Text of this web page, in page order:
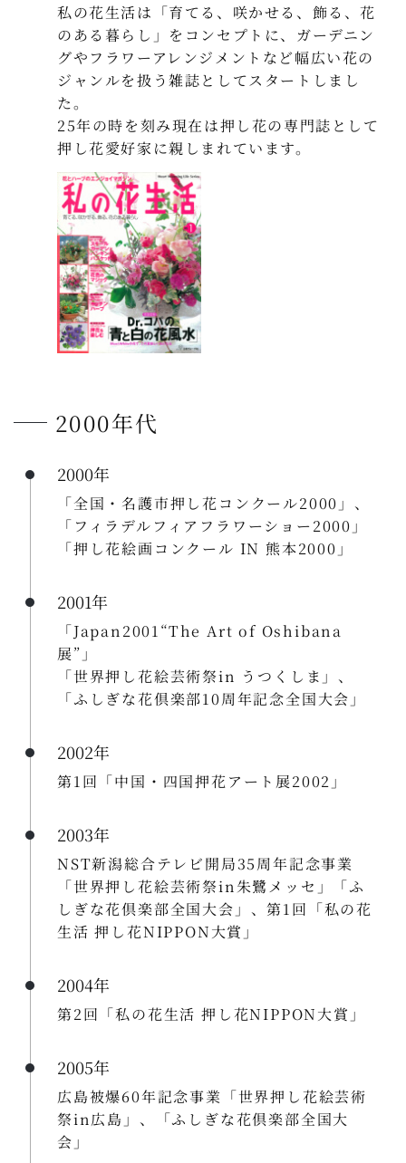
私の花生活は「育てる、咲かせる、飾る、花
のある暮らし」をコンセプトに、ガーデニン
グやフラワーアレンジメントなど幅広い花の
ジャンルを扱う雑誌としてスタートしまし
た。
25年の時を刻み現在は押し花の専門誌として
押し花愛好家に親しまれています。
2000年代
2000年
「全国・名護市押し花コンクール2000」、
「フィラデルフィアフラワーショー2000」
「押し花絵画コンクール IN 熊本2000」
2001年
「Japan2001“The Art of Oshibana
展”」
「世界押し花絵芸術祭in うつくしま」、
「ふしぎな花倶楽部10周年記念全国大会」
2002年
第1回「中国・四国押花アート展2002」
2003年
NST新潟総合テレビ開局35周年記念事業
「世界押し花絵芸術祭in朱鷺メッセ」「ふ
しぎな花倶楽部全国大会」、第1回「私の花
生活 押し花NIPPON大賞」
2004年
第2回「私の花生活 押し花NIPPON大賞」
2005年
広島被爆60年記念事業「世界押し花絵芸術
祭in広島」、「ふしぎな花倶楽部全国大
会」